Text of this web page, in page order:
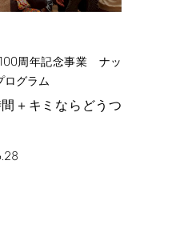
100周年記念事業 ナッ
グラム
＋キミならどうつ